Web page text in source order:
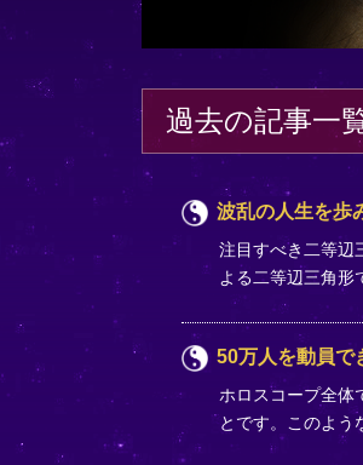
過去の記事一
波乱の人生を歩
注目すべき二等辺
よる二等辺三角
50万人を動員
ホロスコープ全体
とです。このよう